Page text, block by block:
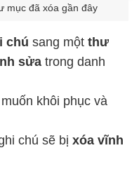
mục đã xóa gần đây
chú sang một thư
sửa trong danh
khôi phục và
chú sẽ bị xóa vĩnh